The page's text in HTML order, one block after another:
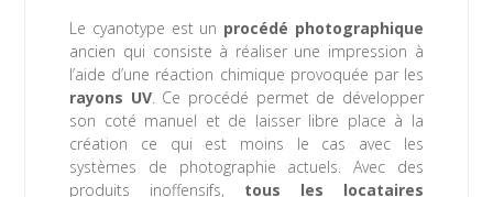
Le cyanotype est un procédé photographique
ancien qui consiste à réaliser une impression à
l’aide d’une réaction chimique provoquée par les
rayons UV. Ce procédé permet de développer
son coté manuel et de laisser libre place à la
création ce qui est moins le cas avec les
systèmes de photographie actuels. Avec des
produits inoffensifs, tous les locataires